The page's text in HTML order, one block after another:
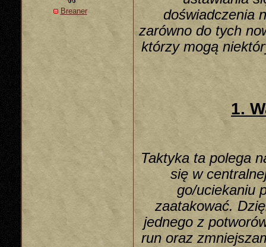
Breaner
doświadczenia
zarówno do tych
którzy mogą
1.
Taktyka ta polega
się w
go/uciekaniu
zaatakować.
jednego z
run oraz